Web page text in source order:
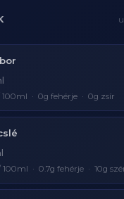
100ml · 0g fehérje · 0g zsír
100ml · 0.7g fehérje · 10g